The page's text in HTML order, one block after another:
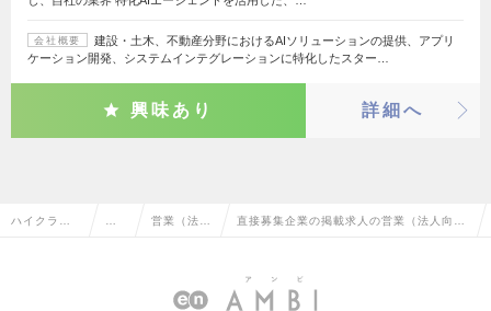
会社概要
建設・土木、不動産分野におけるAIソリューションの提供、アプリ
ケーション開発、システムインテグレーションに特化したスター…
興味あり 詳細へ
ハイクラス 営 営業（法人 直接募集企業の掲載求人の営業（法人向